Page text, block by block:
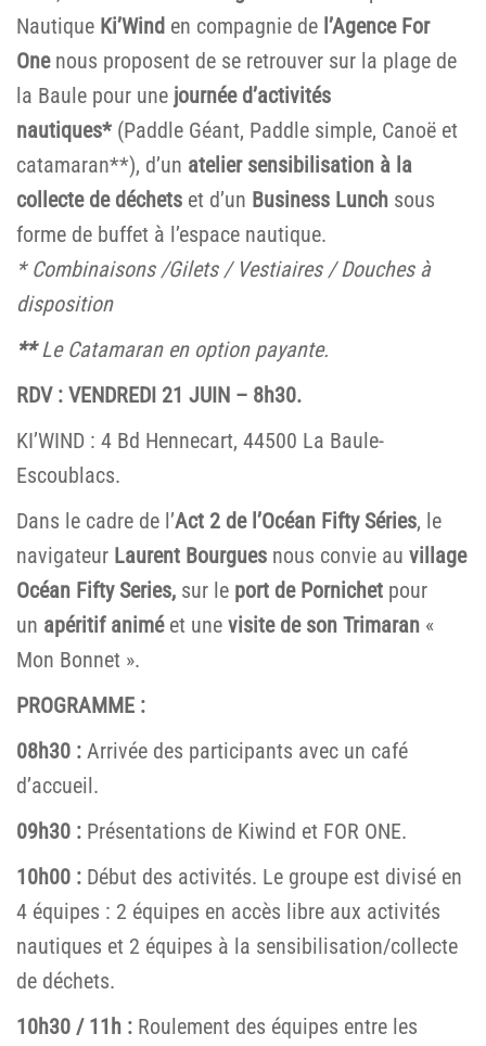
Nautique Ki’Wind en compagnie de l’Agence For
Onenous proposent de se retrouver sur la plage de
la Baule pour une journée d’activités
nautiques* (Paddle Géant, Paddle simple, Canoë et
catamaran**), d’un atelier sensibilisation à la
collecte de déchets et d’un Business Lunch sous
forme de buffet à l’espace nautique.
* Combinaisons /Gilets / Vestiaires / Douches à
disposition
**Le Catamaran en option payante.
RDV : VENDREDI 21 JUIN – 8h30.
KI’WIND : 4 Bd Hennecart, 44500 La Baule-
Escoublacs.
Dans le cadre de l’Act 2 de l’Océan Fifty Séries, le
navigateur Laurent Bourgues nous convie au village
Océan Fifty Series, sur le port de Pornichet pour
un apéritif animé et une visite de son Trimaran «
Mon Bonnet ».
PROGRAMME :
08h30 : Arrivée des participants avec un café
d’accueil.
09h30 : Présentations de Kiwind et FOR ONE.
10h00 : Début des activités. Le groupe est divisé en
4 équipes : 2 équipes en accès libre aux activités
nautiques et 2 équipes à la sensibilisation/collecte
de déchets.
10h30 / 11h : Roulement des équipes entre les